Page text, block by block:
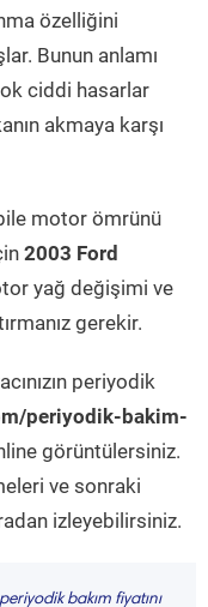
özelliğini
Bunun anlamı
ciddi hasarlar
akmaya karşı
motor ömrünü
2003 Ford
yağ değişimi ve
gerekir.
periyodik
periyodik-bakim-
görüntülersiniz.
ve sonraki
izleyebilirsiniz.
bakım fiyatını